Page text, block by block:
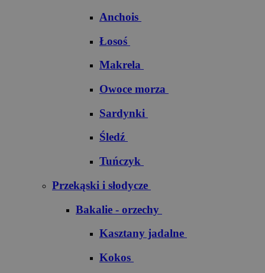
Anchois
Łosoś
Makrela
Owoce morza
Sardynki
Śledź
Tuńczyk
Przekąski i słodycze
Bakalie - orzechy
Kasztany jadalne
Kokos